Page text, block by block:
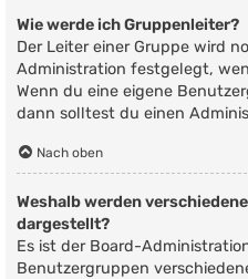
Wie werde ich Gruppenleiter?
Der Leiter einer Gruppe wird
Administration festgelegt,
Wenn du eine eigene
dann solltest du einen
Nach oben
Weshalb werden
dargestellt?
Es ist der Board-
Benutzergruppen